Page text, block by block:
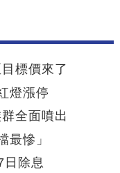
標價來了
燈漲停
全面噴出
最慘」
除息